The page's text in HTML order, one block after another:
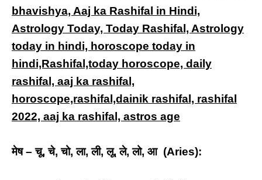
bhavishya, Aaj ka Rashifal in Hindi,
Astrology Today, Today Rashifal, Astrology
today in hindi, horoscope today in
hindi,Rashifal,today horoscope, daily
rashifal, aaj ka rashifal,
horoscope,rashifal,dainik rashifal, rashifal
2022, aaj ka rashifal, astros age
मेष – चू, चे, चो, ला, ली, लू, ले, लो, आ (Aries):